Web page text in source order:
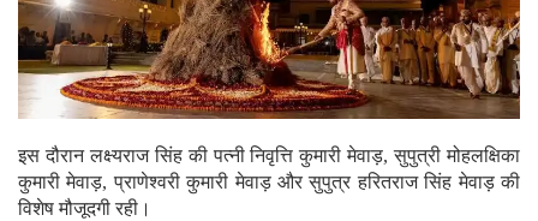
इस दौरान लक्ष्यराज सिंह की पत्नी निवृत्ति कुमारी मेवाड़, सुपुत्री मोहलक्षिका
कुमारी मेवाड़, प्राणेश्वरी कुमारी मेवाड़ और सुपुत्र हरितराज सिंह मेवाड़ की
विशेष मौजूदगी रही।